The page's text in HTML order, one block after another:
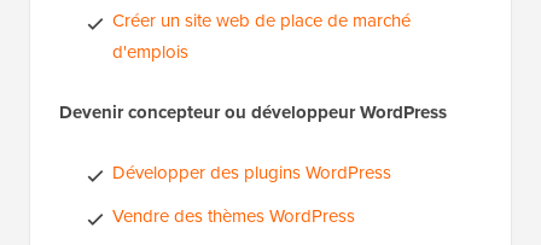
Créer un site web de place de marché
d'emplois
Devenir concepteur ou développeur WordPress
Développer des plugins WordPress
Vendre des thèmes WordPress